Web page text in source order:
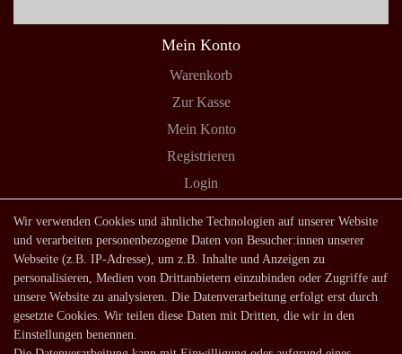
Mein Konto
Warenkorb
Zur Kasse
Mein Konto
Registrieren
Login
Shop
Lagerverkauf
Zahlungsarten
Versandarten und -kosten
Wir verwenden Cookies und ähnliche Technologien auf unserer Website
und verarbeiten personenbezogene Daten von Besucher:innen unserer
Webseite (z.B. IP-Adresse), um z.B. Inhalte und Anzeigen zu
personalisieren, Medien von Drittanbietern einzubinden oder Zugriffe auf
unsere Website zu analysieren. Die Datenverarbeitung erfolgt erst durch
gesetzte Cookies. Wir teilen diese Daten mit Dritten, die wir in den
Einstellungen benennen.